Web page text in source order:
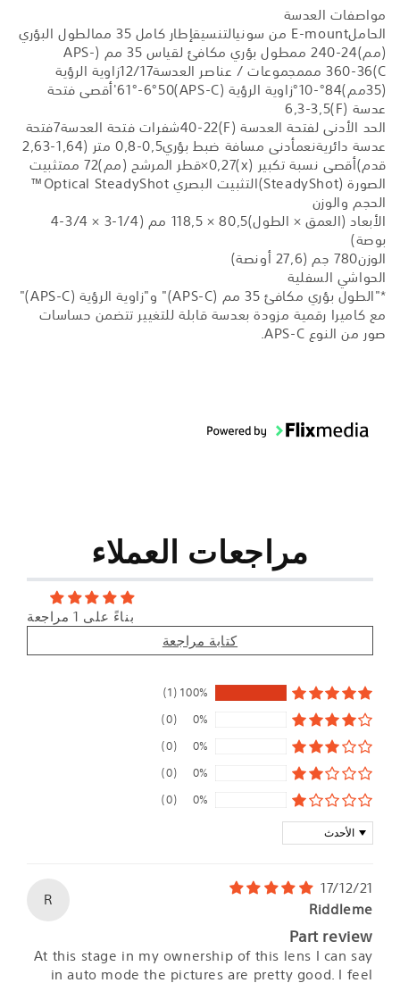
مواصفات العدسة
الحاملE-mount من سوني التنسيقإطار كامل 35 مم الطول البؤري
(مم)24-‏240 مم طول بؤري مكافئ لقياس 35 مم (APS-
36-‏360 مم مجموعات / عناصر العدسة12/17زاوية الرؤية
84°-10° زاوية الرؤية (APS-C) 61°-6°50'أقصى فتحة
عدسة (F) 3,5-‏6,3
الحد الأدنى لفتحة العدسة (F) 22-‏40 شفرات فتحة العدسة7فتحة
عدسة دائريةنعمأدنى مسافة ضبط بؤري 0,5-0,8 متر (1,64-2,63
قدم)أقصى نسبة تكبير (x) 0,27× قطر المرشح (مم)72 مم تثبيت
الصورة (SteadyShot) التثبيت البصري Optical SteadyShot™
الحجم والوزن
الأبعاد (العمق × الطول) 80,5 × 118,5 مم (‎3-1/4 ‏× ‎4-3/4
بوصة)
الوزن780 جم (27,6 أونصة)
الحواشي السفلية
"الطول بؤري مكافئ 35 مم (APS-C)" و"زاوية الرؤية (APS-C)"
مع كاميرا رقمية مزودة بعدسة قابلة للتغيير تتضمن حساسات
صور من النوع APS-C.
مراجعات العملاء
بناءً على 1 مراجعة
كتابة مراجعة
100%
(1)
0%
0%
0%
0%
Sort by
17/12/21
Riddleme
Part review
At this stage in my ownership of this lens I can say
in auto mode the pictures are pretty good. I feel